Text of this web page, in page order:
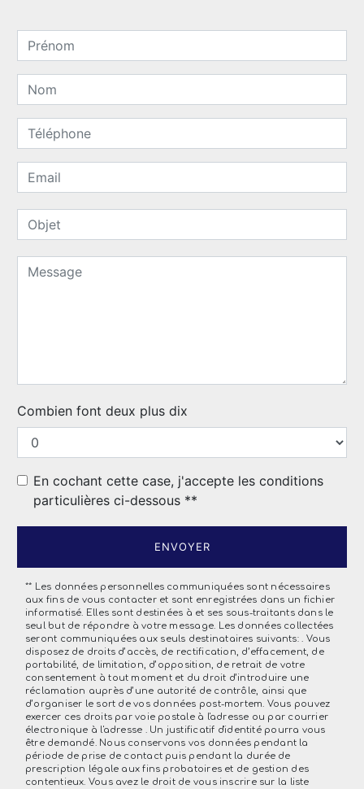
Combien font deux plus dix
En cochant cette case, j'accepte les conditions
particulières ci-dessous **
ENVOYER
** Les données personnelles communiquées sont nécessaires
aux fins de vous contacter et sont enregistrées dans un fichier
informatisé. Elles sont destinées à et ses sous-traitants dans le
seul but de répondre à votre message. Les données collectées
seront communiquées aux seuls destinataires suivants: . Vous
disposez de droits d’accès, de rectification, d’effacement, de
portabilité, de limitation, d’opposition, de retrait de votre
consentement à tout moment et du droit d’introduire une
réclamation auprès d’une autorité de contrôle, ainsi que
d’organiser le sort de vos données post-mortem. Vous pouvez
exercer ces droits par voie postale à l'adresse ou par courrier
électronique à l'adresse . Un justificatif d'identité pourra vous
être demandé. Nous conservons vos données pendant la
période de prise de contact puis pendant la durée de
prescription légale aux fins probatoires et de gestion des
contentieux. Vous avez le droit de vous inscrire sur la liste